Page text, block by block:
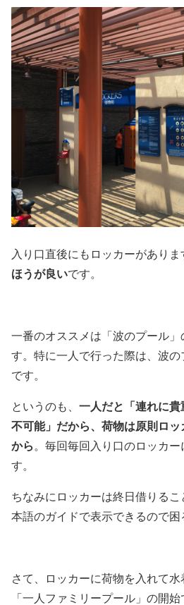
入り口直後にもロッカーがありま
ほうが良いです。
一番のオススメは「波のプール
す。特に一人で行った際は、波
です。
というのも、 一人だと「連れに
不可能」だから、荷物は原則ロ
から 。毎回毎回入り口のロッカー
す。
ちなみにロッカーは終日借りるこ
本語のガイドで表示できるので困
さて、ロッカーに荷物を入れて
「一人ファミリープール」の開始